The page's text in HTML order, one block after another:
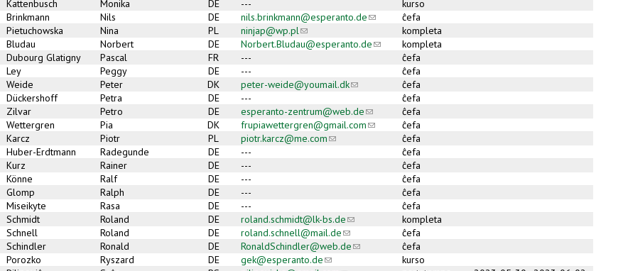
Kattenbusch Monika DE ---
kurso
Brinkmann Nils DE nils.brinkmann@esperanto.de(link sends e-mail)
ĉefa
Pietuchowska Nina PL ninjap@wp.pl(link sends e-mail)
kompleta
Bludau Norbert DE Norbert.Bludau@esperanto.de(link sends e-mail)
kompleta
Dubourg Glatigny Pascal FR ---
ĉefa
Ley Peggy DE ---
ĉefa
Weide Peter DK peter-weide@youmail.dk(link sends e-mail)
ĉefa
Dückershoff Petra DE ---
ĉefa
Zilvar Petro DE esperanto-zentrum@web.de(link sends e-mail)
ĉefa
Wettergren Pia DK frupiawettergren@gmail.com(link sends e-mail)
ĉefa
Karcz Piotr PL piotr.karcz@me.com(link sends e-mail)ĉefa
Huber-Erdtmann Radegunde DE ---
ĉefa
Kurz Rainer DE ---
ĉefa
Könne Ralf DE ---
ĉefa
Glomp Ralph DE ---
ĉefa
Miseikyte Rasa DE ---
ĉefa
Schmidt Roland DE roland.schmidt@lk-bs.de(link sends e-mail)
kompleta
Schnell Roland DE roland.schnell@mail.de(link sends e-mail)
ĉefa
Schindler Ronald DE RonaldSchindler@web.de(link sends e-mail)
ĉefa
Porozko Ryszard DE gek@esperanto.de(link sends e-mail)
kurso